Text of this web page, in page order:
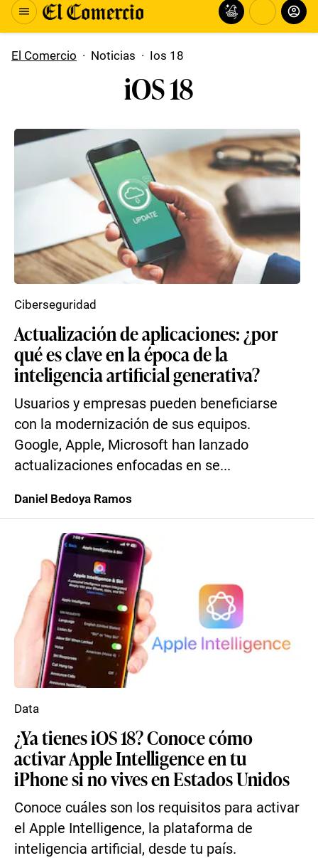
El Comercio · Noticias · Ios 18
iOS 18
Actualización de aplicaciones: ¿por
qué es clave en la época de la
inteligencia artificial generativa?
Usuarios y empresas pueden beneficiarse
con la modernización de sus equipos.
Google, Apple, Microsoft han lanzado
actualizaciones enfocadas en se...
Ciberseguridad
Daniel Bedoya Ramos
¿Ya tienes iOS 18? Conoce cómo
activar Apple Intelligence en tu
iPhone si no vives en Estados Unidos
Conoce cuáles son los requisitos para activar
el Apple Intelligence, la plataforma de
inteligencia artificial, desde tu país.
Data